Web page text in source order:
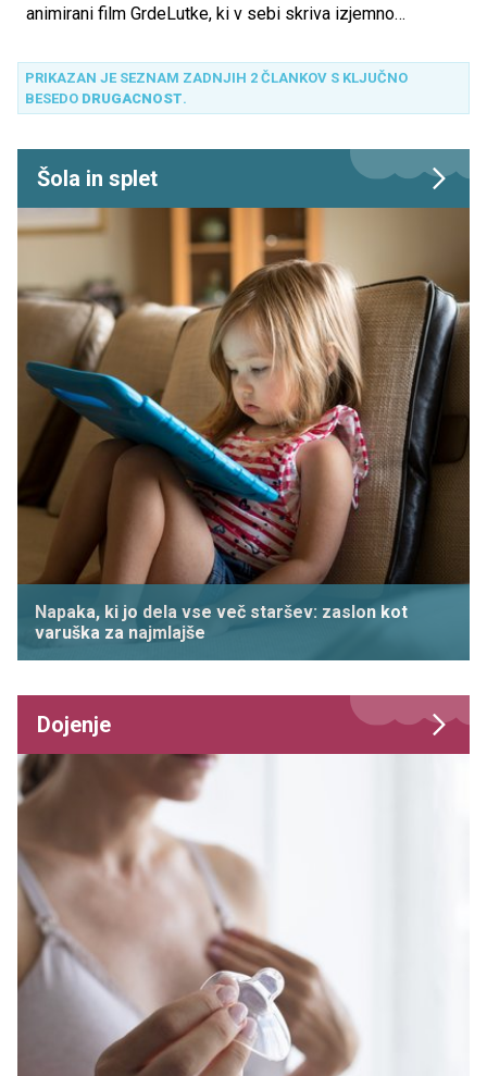
animirani film GrdeLutke, ki v sebi skriva izjemno
besedah - nič narobe, če si drugačen, včasih je celo bolje,
če si drugačen.
PRIKAZAN JE SEZNAM ZADNJIH 2 ČLANKOV S KLJUČNO
BESEDO DRUGACNOST.
Šola in splet
Napaka, ki jo dela vse več staršev: zaslon kot
varuška za najmlajše
Dojenje